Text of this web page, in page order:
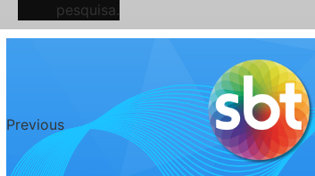
pesquisa.
Previous